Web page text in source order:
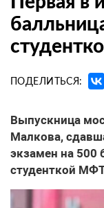
ПОДЕЛИТЬСЯ:
Выпускница
Малкова,
экзамен на 500
студенткой